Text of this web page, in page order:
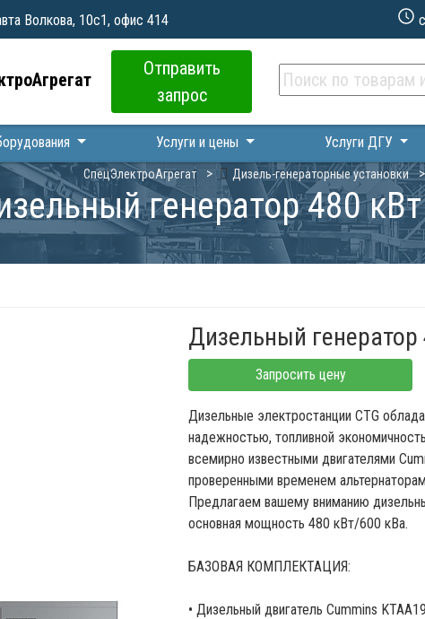
Волкова, 10с1, офис 414
Отправить
запрос
Услуги и цены Услуги ДГУ
СпецЭлектроАгрегат Дизель-генераторные установки
генератор 480
Дизельный генератор
Запросить цену
Дизельные электростанции CTG
надежностью, топливной
всемирно известными двигателями
проверенными временем
Предлагаем вашему вниманию
основная мощность 480 кВт/600 кВа.
БАЗОВАЯ КОМПЛЕКТАЦИЯ:
• Дизельный двигатель Cummins